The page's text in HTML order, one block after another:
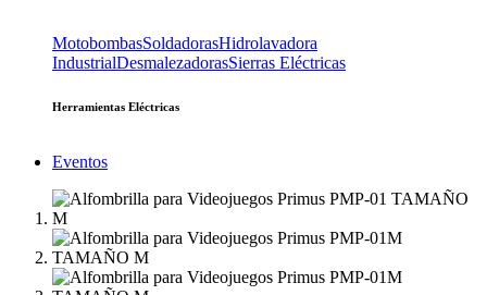
MotobombasSoldadorasHidrolavadora
IndustrialDesmalezadorasSierras Eléctricas
Herramientas Eléctricas
Eventos